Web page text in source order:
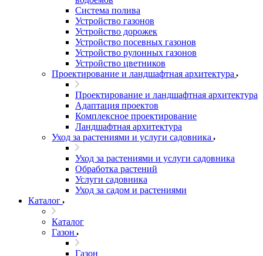
Система полива
Устройство газонов
Устройство дорожек
Устройство посевных газонов
Устройство рулонных газонов
Устройство цветников
Проектирование и ландшафтная архитектура
Проектирование и ландшафтная архитектура
Адаптация проектов
Комплексное проектирование
Ландшафтная архитектура
Уход за растениями и услуги садовника
Уход за растениями и услуги садовника
Обработка растений
Услуги садовника
Уход за садом и растениями
Каталог
Каталог
Газон
Газон